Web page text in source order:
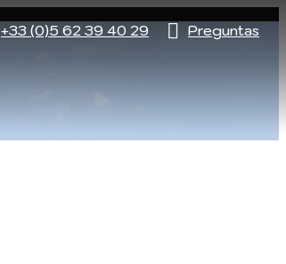
+33 (0)5 62 39 40 29 Preguntas